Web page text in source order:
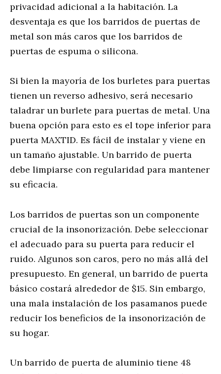
privacidad adicional a la habitación. La
desventaja es que los barridos de puertas de
metal son más caros que los barridos de
puertas de espuma o silicona.
Si bien la mayoría de los burletes para puertas
tienen un reverso adhesivo, será necesario
taladrar un burlete para puertas de metal. Una
buena opción para esto es el tope inferior para
puerta MAXTID. Es fácil de instalar y viene en
un tamaño ajustable. Un barrido de puerta
debe limpiarse con regularidad para mantener
su eficacia.
Los barridos de puertas son un componente
crucial de la insonorización. Debe seleccionar
el adecuado para su puerta para reducir el
ruido. Algunos son caros, pero no más allá del
presupuesto. En general, un barrido de puerta
básico costará alrededor de $15. Sin embargo,
una mala instalación de los pasamanos puede
reducir los beneficios de la insonorización de
su hogar.
Un barrido de puerta de aluminio tiene 48